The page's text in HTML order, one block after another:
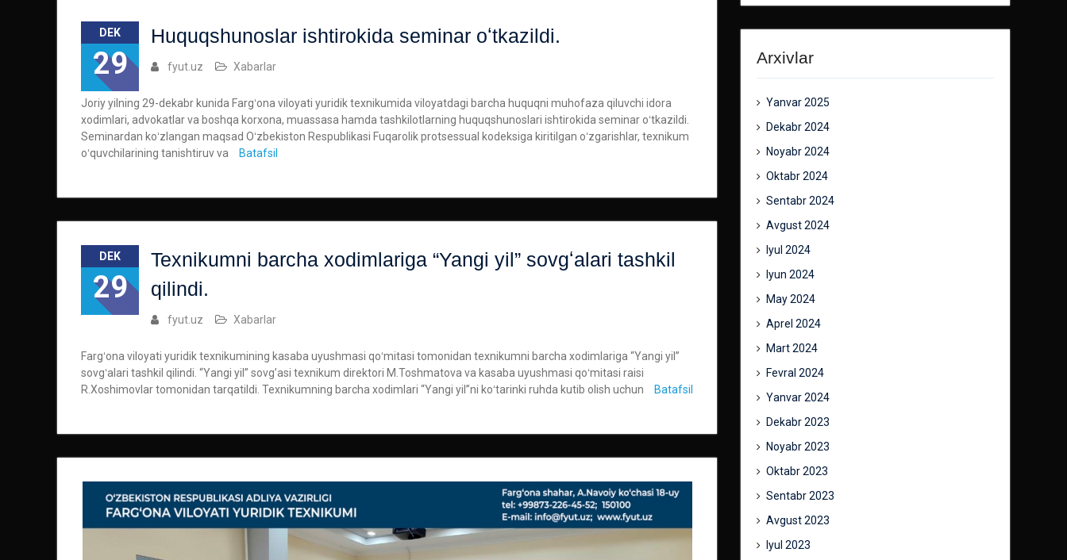
DEK
29
Huquqshunoslar ishtirokida seminar oʻtkazildi.
fyut.uz Xabarlar
Joriy yilning 29-dekabr kunida Fargʻona viloyati yuridik texnikumida viloyatdagi barcha huquqni muhofaza qiluvchi idora
xodimlari, advokatlar va boshqa korxona, muassasa hamda tashkilotlarning huquqshunoslari ishtirokida seminar oʻtkazildi.
Seminardan koʻzlangan maqsad Oʻzbekiston Respublikasi Fuqarolik protsessual kodeksiga kiritilgan oʻzgarishlar, texnikum
oʻquvchilarining tanishtiruv va
Batafsil
DEK
29
Texnikumni barcha xodimlariga “Yangi yil” sovgʻalari tashkil
qilindi.
fyut.uz Xabarlar
Fargʻona viloyati yuridik texnikumining kasaba uyushmasi qoʻmitasi tomonidan texnikumni barcha xodimlariga “Yangi yil”
sovgʻalari tashkil qilindi. “Yangi yil” sovg’asi texnikum direktori M.Toshmatova va kasaba uyushmasi qoʻmitasi raisi
R.Xoshimovlar tomonidan tarqatildi. Texnikumning barcha xodimlari “Yangi yil”ni koʻtarinki ruhda kutib olish uchun
Batafsil
Arxivlar
Yanvar 2025
Dekabr 2024
Noyabr 2024
Oktabr 2024
Sentabr 2024
Avgust 2024
Iyul 2024
Iyun 2024
May 2024
Aprel 2024
Mart 2024
Fevral 2024
Yanvar 2024
Dekabr 2023
Noyabr 2023
Oktabr 2023
Sentabr 2023
Avgust 2023
Iyul 2023